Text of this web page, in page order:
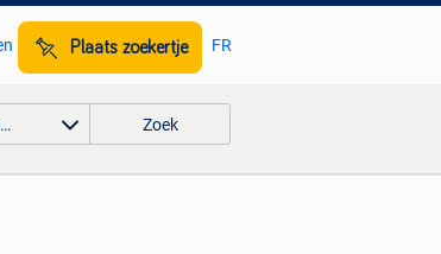
Plaats zoekertje FR
Zoek